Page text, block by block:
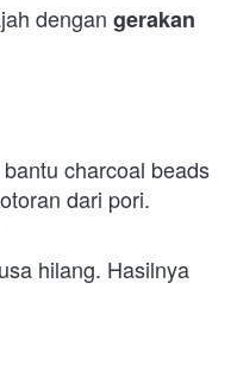
dengan gerakan
charcoal beads
dari pori.
hilang. Hasilnya